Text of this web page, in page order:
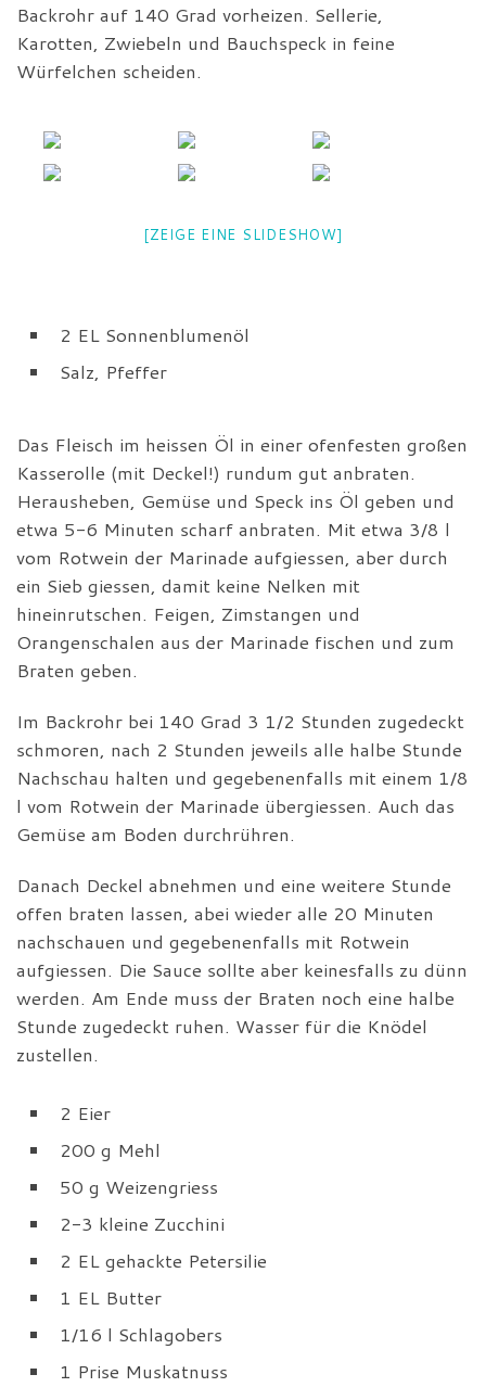
Backrohr auf 140 Grad vorheizen. Sellerie,
Karotten, Zwiebeln und Bauchspeck in feine
Würfelchen scheiden.
[ZEIGE EINE SLIDESHOW]
2 EL Sonnenblumenöl
Salz, Pfeffer
Das Fleisch im heissen Öl in einer ofenfesten großen
Kasserolle (mit Deckel!) rundum gut anbraten.
Herausheben, Gemüse und Speck ins Öl geben und
etwa 5-6 Minuten scharf anbraten. Mit etwa 3/8 l
vom Rotwein der Marinade aufgiessen, aber durch
ein Sieb giessen, damit keine Nelken mit
hineinrutschen. Feigen, Zimstangen und
Orangenschalen aus der Marinade fischen und zum
Braten geben.
Im Backrohr bei 140 Grad 3 1/2 Stunden zugedeckt
schmoren, nach 2 Stunden jeweils alle halbe Stunde
Nachschau halten und gegebenenfalls mit einem 1/8
l vom Rotwein der Marinade übergiessen. Auch das
Gemüse am Boden durchrühren.
Danach Deckel abnehmen und eine weitere Stunde
offen braten lassen, abei wieder alle 20 Minuten
nachschauen und gegebenenfalls mit Rotwein
aufgiessen. Die Sauce sollte aber keinesfalls zu dünn
werden. Am Ende muss der Braten noch eine halbe
Stunde zugedeckt ruhen. Wasser für die Knödel
zustellen.
2 Eier
200 g Mehl
50 g Weizengriess
2-3 kleine Zucchini
2 EL gehackte Petersilie
1 EL Butter
1/16 l Schlagobers
1 Prise Muskatnuss